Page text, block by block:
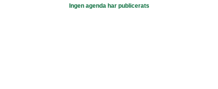
Ingen agenda har publicerats